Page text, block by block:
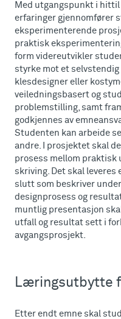
Med utgangspunkt i
erfaringer gjennomfører
eksperimenterende
praktisk
form videreutvikler
styrke mot et
klesdesigner eller
veiledningsbasert og
problemstilling, samt
godkjennes av
Studenten kan arbeide
andre. I prosjektet skal
prosess mellom praktisk
skriving. Det skal
slutt som beskriver
designprosess og
muntlig presentasjon
utfall og resultat sett i
avgangsprosjekt.
Læringsutbytte
Etter endt emne skal